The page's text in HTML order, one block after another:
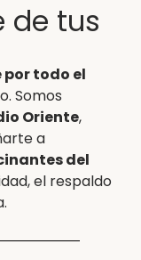
de tus
por todo el
Somos
Oriente,
a
del
el respaldo